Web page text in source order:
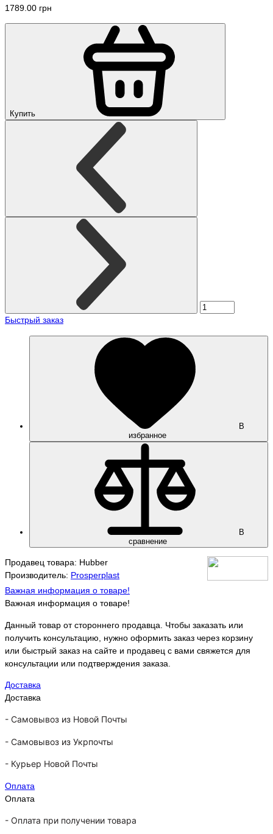
1789.00 грн
Купить
Быстрый заказ
В
избранное
В
сравнение
Продавец товара: Hubber
Производитель: Prosperplast
Важная информация о товаре!
Важная информация о товаре!
Данный товар от стороннего продавца. Чтобы заказать или
получить консультацию, нужно оформить заказ через корзину
или быстрый заказ на сайте и продавец с вами свяжется для
консультации или подтверждения заказа.
Доставка
Доставка
- Самовывоз из Новой Почты
- Самовывоз из Укрпочты
- Курьер Новой Почты
Оплата
Оплата
- Оплата при получении товара